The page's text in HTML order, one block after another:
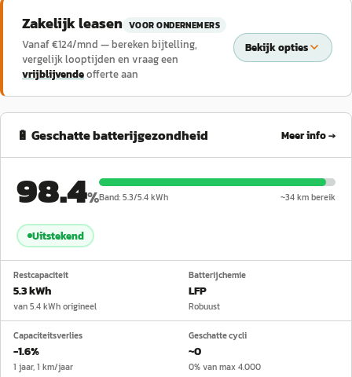
Zakelijk leasen VOOR ONDERNEMERS
Vanaf €124/mnd — bereken bijtelling,
vergelijk looptijden en vraag een
vrijblijvendeofferte aan
Bekijk opties
🔋 Geschatte batterijgezondheid Meer info →
98.4%Band:5.3/5.4kWh ~34km bereik
Uitstekend
Restcapaciteit
5.3 kWh
van 5.4 kWh origineel
Batterijchemie
LFP
Robuust
Capaciteitsverlies
−1.6%
1 jaar, 1 km/jaar
Geschatte cycli
~0
0% van max 4.000